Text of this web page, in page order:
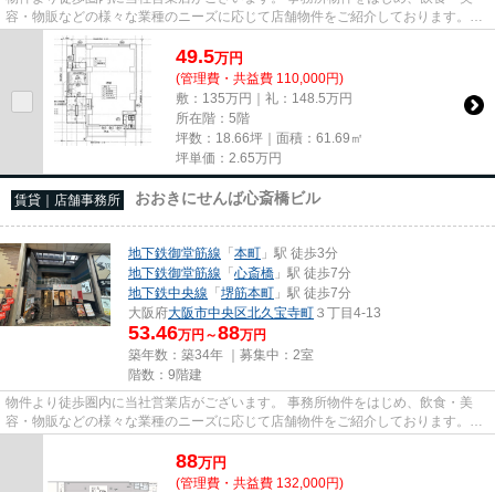
容・物販などの様々な業種のニーズに応じて店舗物件をご紹介しております。
尚、弊社ではおとり広告は一切...
49.5万円
(管理費・共益費 110,000円)
敷：135万円｜礼：148.5万円
所在階：5階
坪数：18.66坪｜面積：61.69㎡
坪単価： 2.65万円
賃貸｜店舗事務所 おおきにせんば心斎橋ビル
地下鉄御堂筋線 「本町 」駅 徒歩3分
地下鉄御堂筋線 「心斎橋 」駅 徒歩7分
地下鉄中央線 「堺筋本町 」駅 徒歩7分
大阪府大阪市中央区北久宝寺町 ３丁目4-13
53.46万円～88万円
築年数：築34年 ｜募集中： 2室
階数：9階建
物件より徒歩圏内に当社営業店がございます。 事務所物件をはじめ、飲食・美
容・物販などの様々な業種のニーズに応じて店舗物件をご紹介しております。
尚、弊社ではおとり広告は一切...
88万円
(管理費・共益費 132,000円)